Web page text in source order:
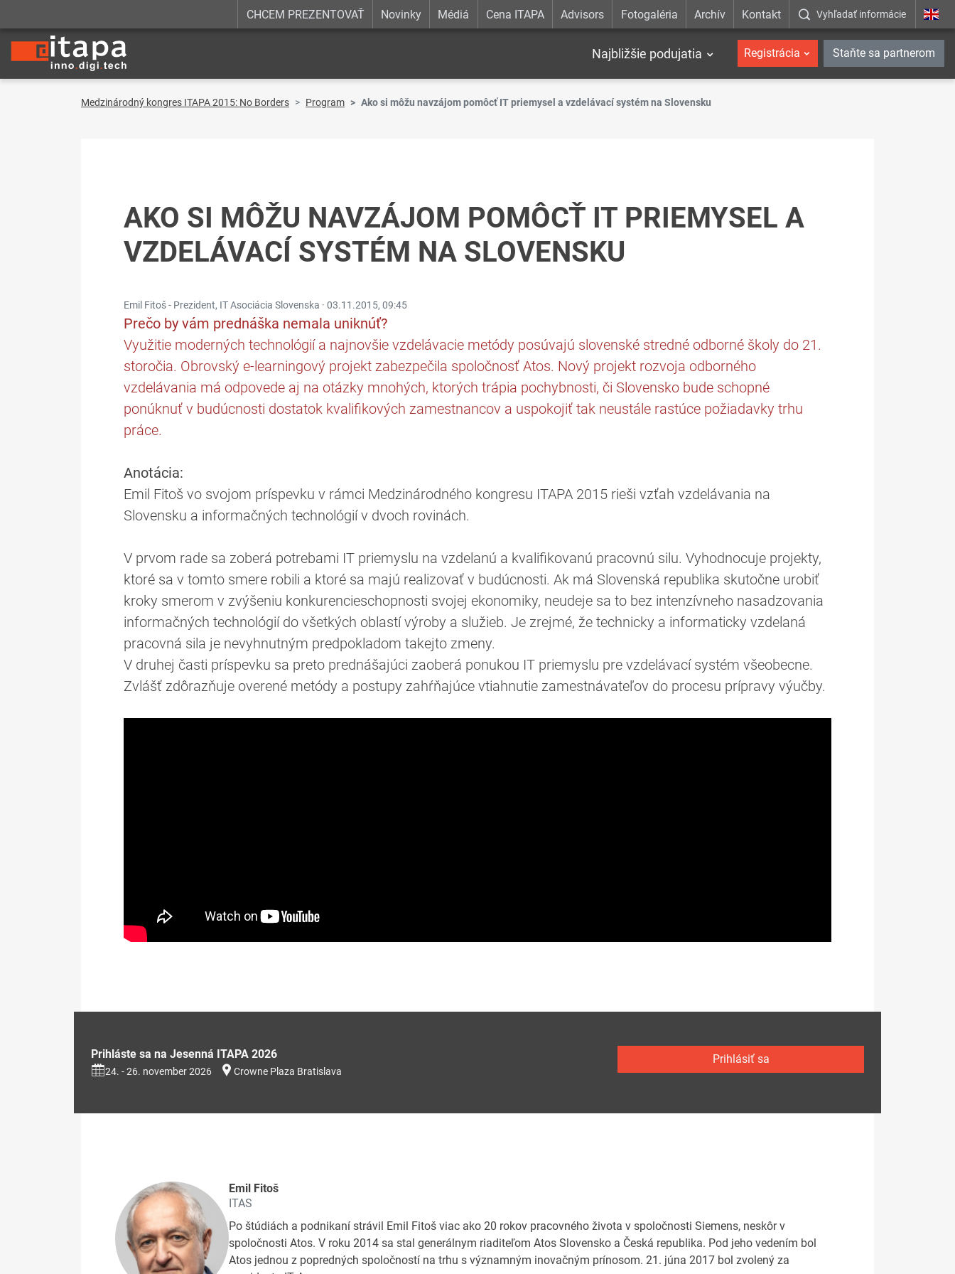
CHCEM PREZENTOVAŤ Novinky Médiá Cena ITAPA Advisors Fotogaléria Archív Kontakt Vyhľadať informácie
Najbližšie podujatia Registrácia Staňte sa partnerom
Medzinárodný kongres ITAPA 2015: No Borders Program Ako si môžu navzájom pomôcť IT priemysel a vzdelávací systém na Slovensku
AKO SI MÔŽU NAVZÁJOM POMÔCŤ IT PRIEMYSEL A
VZDELÁVACÍ SYSTÉM NA SLOVENSKU
Emil Fitoš - Prezident, IT Asociácia Slovenska · 03.11.2015, 09:45
Prečo by vám prednáška nemala uniknúť?
Využitie moderných technológií a najnovšie vzdelávacie metódy posúvajú slovenské stredné odborné školy do 21.
storočia. Obrovský e-learningový projekt zabezpečila spoločnosť Atos. Nový projekt rozvoja odborného
vzdelávania má odpovede aj na otázky mnohých, ktorých trápia pochybnosti, či Slovensko bude schopné
ponúknuť v budúcnosti dostatok kvalifikových zamestnancov a uspokojiť tak neustále rastúce požiadavky trhu
práce.
Anotácia:
Emil Fitoš vo svojom príspevku v rámci Medzinárodného kongresu ITAPA 2015 rieši vzťah vzdelávania na
Slovensku a informačných technológií v dvoch rovinách.
V prvom rade sa zoberá potrebami IT priemyslu na vzdelanú a kvalifikovanú pracovnú silu. Vyhodnocuje projekty,
ktoré sa v tomto smere robili a ktoré sa majú realizovať v budúcnosti. Ak má Slovenská republika skutočne urobiť
kroky smerom v zvýšeniu konkurencieschopnosti svojej ekonomiky, neudeje sa to bez intenzívneho nasadzovania
informačných technológií do všetkých oblastí výroby a služieb. Je zrejmé, že technicky a informaticky vzdelaná
pracovná sila je nevyhnutným predpokladom takejto zmeny.
V druhej časti príspevku sa preto prednášajúci zaoberá ponukou IT priemyslu pre vzdelávací systém všeobecne.
Zvlášť zdôrazňuje overené metódy a postupy zahŕňajúce vtiahnutie zamestnávateľov do procesu prípravy výučby.
Prihláste sa na Jesenná ITAPA 2026
24. - 26. november 2026 Crowne Plaza Bratislava
Prihlásiť sa
Emil Fitoš
ITAS
Po štúdiách a podnikaní strávil Emil Fitoš viac ako 20 rokov pracovného života v spoločnosti Siemens, neskôr v
spoločnosti Atos. V roku 2014 sa stal generálnym riaditeľom Atos Slovensko a Česká republika. Pod jeho vedením bol
Atos jednou z popredných spoločností na trhu s významným inovačným prínosom. 21. júna 2017 bol zvolený za